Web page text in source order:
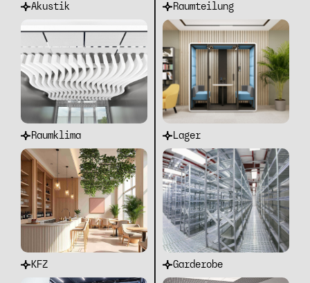
Akustik
Raumklima
KFZ
Raumteilung
Lager
Garderobe